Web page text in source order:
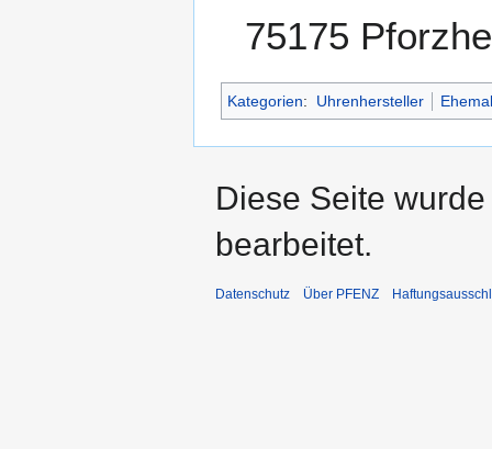
75175
Kategorien: Uhrenhersteller
Diese Seite
bearbeitet.
Datenschutz Über PFENZ